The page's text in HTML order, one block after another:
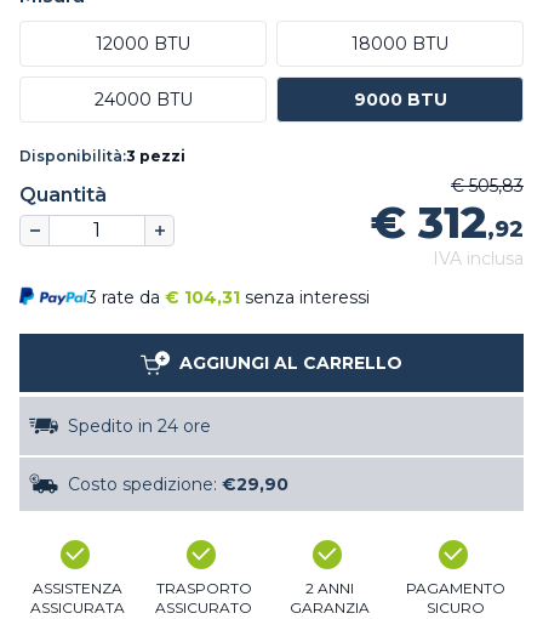
12000 BTU 18000 BTU
24000 BTU 9000 BTU
Disponibilità:3 pezzi
Quantità € 505,83
€ 312,92
IVA inclusa
3 rate da € 104,31 senza interessi
AGGIUNGI AL CARRELLO
Spedito in 24 ore
Costo spedizione: €29,90
ASSISTENZA
ASSICURATA
TRASPORTO
ASSICURATO
2 ANNI
GARANZIA
PAGAMENTO
SICURO